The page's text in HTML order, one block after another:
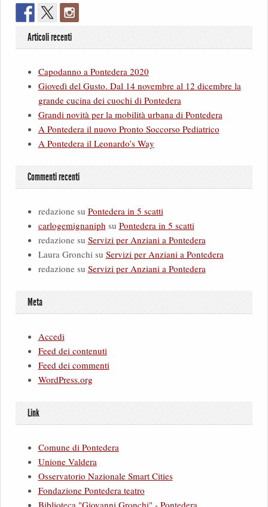
Articoli recenti
Capodanno a Pontedera 2020
Giovedì del Gusto. Dal 14 novembre al 12 dicembre la
grande cucina dei cuochi di Pontedera
Grandi novità per la mobilità urbana di Pontedera
A Pontedera il nuovo Pronto Soccorso Pediatrico
A Pontedera il Leonardo’s Way
Commenti recenti
redazionesu Pontedera in 5 scatti
carlogemignaniph su Pontedera in 5 scatti
redazionesu Servizi per Anziani a Pontedera
Laura Gronchisu Servizi per Anziani a Pontedera
redazionesu Servizi per Anziani a Pontedera
Meta
Accedi
Feed dei contenuti
Feed dei commenti
WordPress.org
Link
Comune di Pontedera
Unione Valdera
Osservatorio Nazionale Smart Cities
Fondazione Pontedera teatro